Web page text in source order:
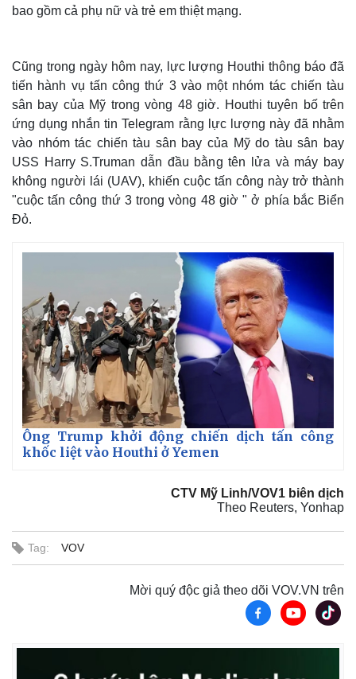
Thế giới
Quan sát
Cuộc sống đó đây
Hồ sơ
Multimedia
Video
Ảnh
E-Magazine
Infographic
bao gồm cả phụ nữ và trẻ em thiệt mạng.
Cũng trong ngày hôm nay, lực lượng Houthi thông báo đã
tiến hành vụ tấn công thứ 3 vào một nhóm tác chiến tàu
sân bay của Mỹ trong vòng 48 giờ. Houthi tuyên bố trên
ứng dụng nhắn tin Telegram rằng lực lượng này đã nhằm
vào nhóm tác chiến tàu sân bay của Mỹ do tàu sân bay
USS Harry S.Truman dẫn đầu bằng tên lửa và máy bay
không người lái (UAV), khiến cuộc tấn công này trở thành
"cuộc tấn công thứ 3 trong vòng 48 giờ " ở phía bắc Biển
Đỏ.
Ông Trump khởi động chiến dịch tấn công
khốc liệt vào Houthi ở Yemen
CTV Mỹ Linh/VOV1 biên dịch
Theo Reuters, Yonhap
Tag: VOV
Mời quý độc giả theo dõi VOV.VN trên